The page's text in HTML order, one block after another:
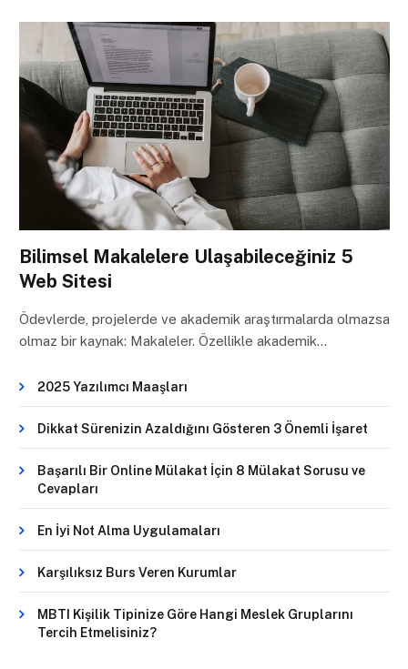
Bilimsel Makalelere Ulaşabileceğiniz 5
Web Sitesi
Ödevlerde, projelerde ve akademik araştırmalarda olmazsa
olmaz bir kaynak: Makaleler. Özellikle akademik…
2025 Yazılımcı Maaşları
Dikkat Sürenizin Azaldığını Gösteren 3 Önemli İşaret
Başarılı Bir Online Mülakat İçin 8 Mülakat Sorusu ve
Cevapları
En İyi Not Alma Uygulamaları
Karşılıksız Burs Veren Kurumlar
MBTI Kişilik Tipinize Göre Hangi Meslek Gruplarını
Tercih Etmelisiniz?